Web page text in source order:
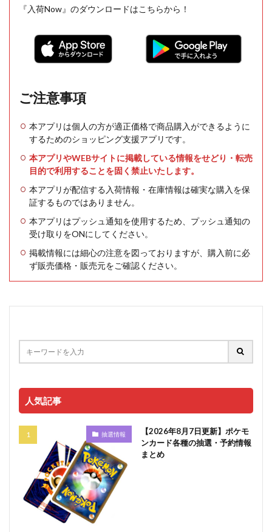
『入荷Now』のダウンロードはこちらから！
ご注意事項
本アプリは個人の方が適正価格で商品購入ができるように
するためのショッピング支援アプリです。
本アプリやWEBサイトに掲載している情報をせどり・転売
目的で利用することを固く禁止いたします。
本アプリが配信する入荷情報・在庫情報は確実な購入を保
証するものではありません。
本アプリはプッシュ通知を使用するため、プッシュ通知の
受け取りをONにしてください。
掲載情報には細心の注意を図っておりますが、購入前に必
ず販売価格・販売元をご確認ください。
人気記事
抽選情報
【2026年8月7日更新】ポケモ
ンカード各種の抽選・予約情報
まとめ